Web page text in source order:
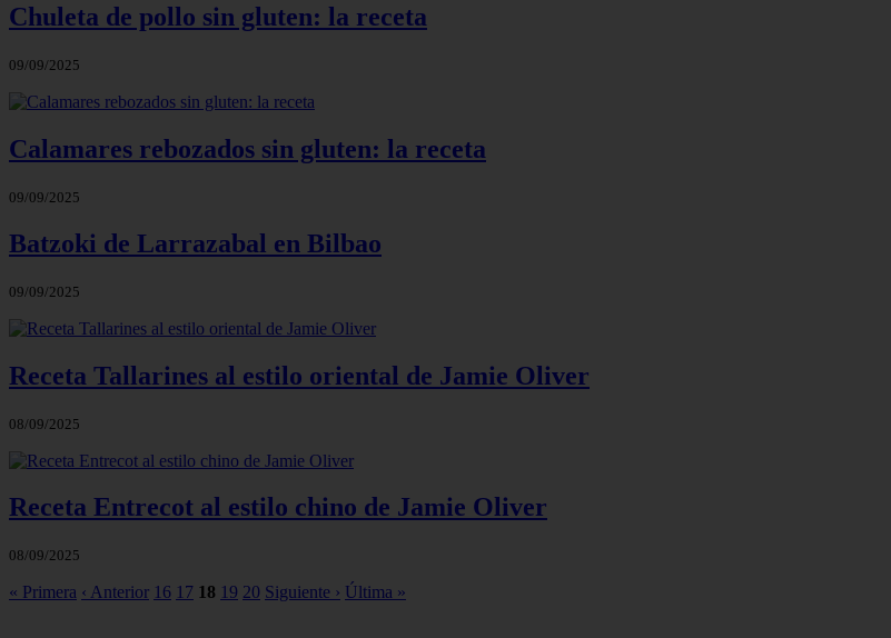
Chuleta de pollo sin gluten: la receta
09/09/2025
Calamares rebozados sin gluten: la receta
09/09/2025
Batzoki de Larrazabal en Bilbao
09/09/2025
Receta Tallarines al estilo oriental de Jamie Oliver
08/09/2025
Receta Entrecot al estilo chino de Jamie Oliver
08/09/2025
« Primera ‹ Anterior 16 17 18 19 20 Siguiente › Última »